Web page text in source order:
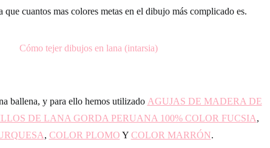
que cuantos mas colores metas en el dibujo más complicado es.
ballena, y para ello hemos utilizado AGUJAS DE MADERA DE
DE LANA GORDA PERUANA 100% COLOR FUCSIA,
, COLOR PLOMO Y COLOR MARRÓN.